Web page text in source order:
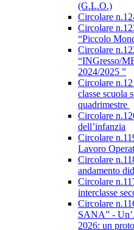
(G.L.O.)
Circolare
Circolare
“Piccolo
Circolare
“INGresso/
2024/2025 ”
Circolare
classe scuola
quadrimestre
Circolare
dell’infanzia
Circolare
Lavoro
Circolare
andamento
Circolare
interclasse
Circolare
SANA” -
2026: un